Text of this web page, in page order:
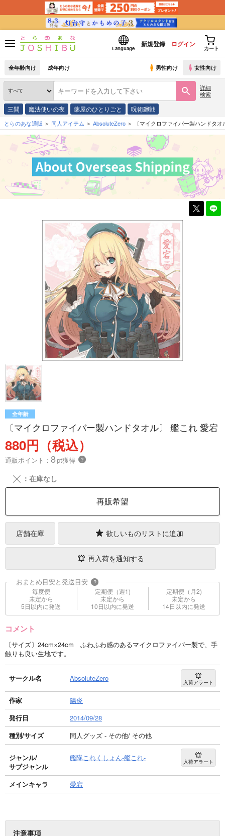
Language
新規登録 ログイン
カート
全年齢向け 成年向け 男性向け 女性向け
詳細
検索
三間 魔法使いの夜 薬屋のひとりごと 呪術廻戦
とらのあな通販 同人アイテム AbsoluteZero 〔マイクロファイバー製ハンドタ
全年齢
〔マイクロファイバー製ハンドタオル〕 艦これ 愛宕
880円（税込）
通販ポイント： 8pt獲得 ？
╳ ：在庫なし
再販希望
店舗在庫 欲しいものリストに追加
再入荷を通知する
おまとめ目安と発送目安 ?
毎度便
未定から
5日以内に発送
定期便（週1)
未定から
10日以内に発送
定期便（月2)
未定から
14日以内に発送
コメント
〔サイズ〕24cm×24cm ふわふわ感のあるマイクロファイバー製で、手
触りも良い生地です。
サークル名 AbsoluteZero 入荷アラート
作家
陽炎
発行日
2014/09/28
種別/サイズ
同人グッズ - その他/ その他
ジャンル/
サブジャンル
艦隊これくしょん-艦これ- 入荷アラート
メインキャラ 愛宕
注意事項